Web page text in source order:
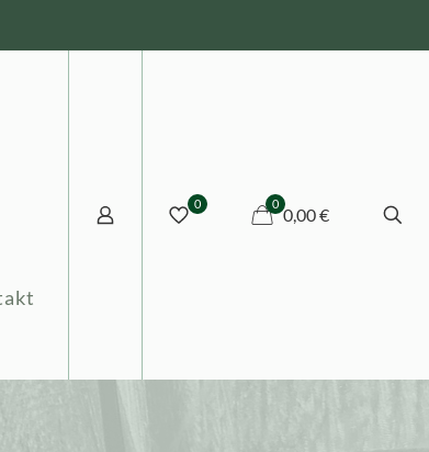
0 0
0,00 €